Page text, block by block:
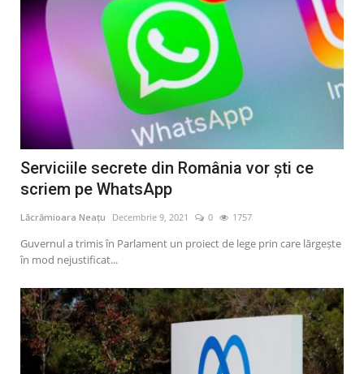
Serviciile secrete din România vor ști ce
scriem pe WhatsApp
Lăcrămioara Neațu Decembrie 9, 2021 0 1757
Guvernul a trimis în Parlament un proiect de lege prin care lărgește
în mod nejustificat...